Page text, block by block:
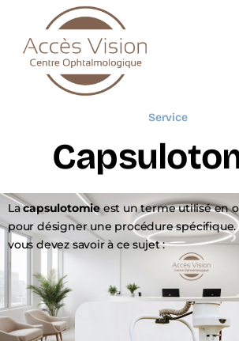
Service
Capsuloto
Lacapsulotomieest un terme utilisé en
pour désigner une procédure spécifique.
vous devez savoir à ce sujet :